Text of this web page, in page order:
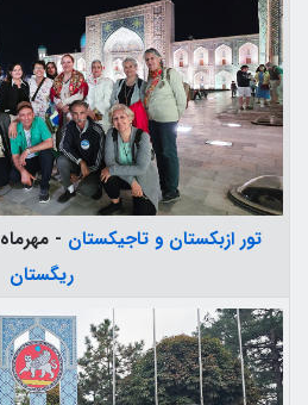
تور ازبکستان و تاجیکستان - مهرماه 1403 -
ریگستان